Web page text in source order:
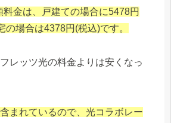
料金は、戸建ての場合に5478円
の場合は4378円(税込)です。
レッツ光の料金よりは安くなっ
まれているので、光コラボレー